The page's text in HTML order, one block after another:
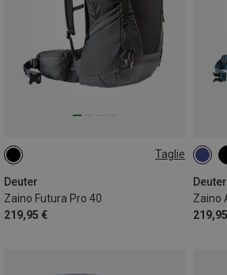
Taglie
Deuter
Zaino Futura Pro 40
219,95 €
40L
Deuter
Zaino